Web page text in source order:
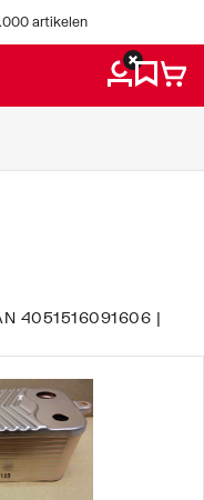
artikelen
4051516091606 |